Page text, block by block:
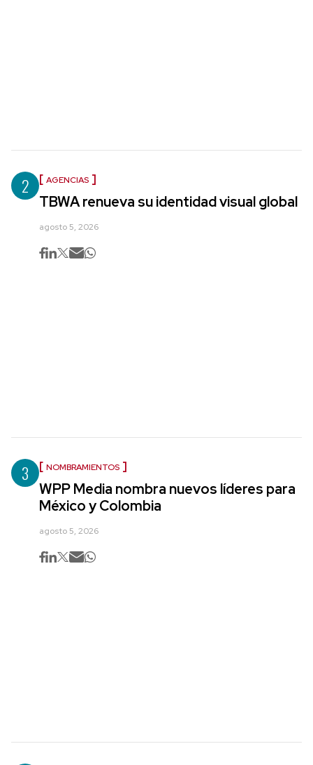
2 AGENCIAS
TBWA renueva su identidad visual global
agosto 5, 2026
3 NOMBRAMIENTOS
WPP Media nombra nuevos líderes para
México y Colombia
agosto 5, 2026